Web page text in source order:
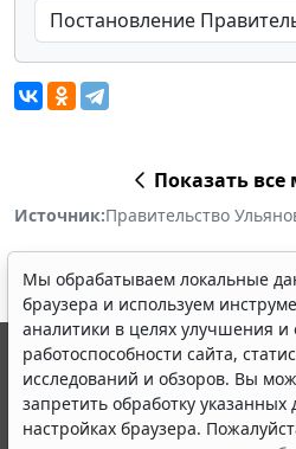
Показать
Источник:Правительство
Мы обрабатываем локальные
браузера и используем
аналитики в целях улучшения и
работоспособности сайта,
исследований и обзоров. Вы
запретить обработку указанных
настройках браузера.
© ООО "НПП "ГАРАНТ-СЕРВИС",
выпускается с 1990 года.
являются участниками